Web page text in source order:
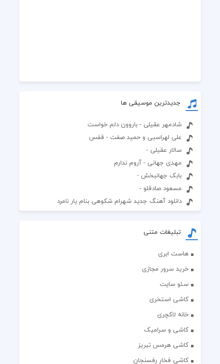
جدیدترین موسیقی ها
شادمهر عقیلی - باروون دلم خواست
علی لهراسبی و حمید صفت - قفس
سالار عقیلی -
مهدی جهانی - آروم ندارم
بابک جهانبخش -
مسعود صادقلو -
دانلود آهنگ جدید شهرام شکوهی بنام یار نامرد
تبلیغات متنی
هاست ابری
خرید سرور مجازی
سئو سایت
کاشی استخری
خانه لاکچری
کاشی و سرامیک
کاشی هرمس تبریز
کاشی فخار رفسنجان